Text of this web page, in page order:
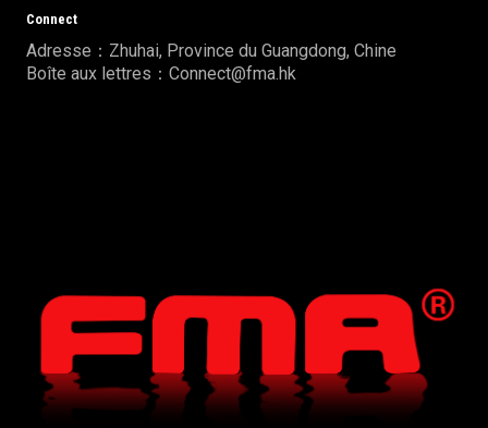
Connect
Adresse：Zhuhai, Province du Guangdong, Chine
Boîte aux lettres：Connect@fma.hk